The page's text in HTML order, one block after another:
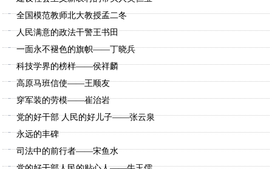
全国模范教师北大教授孟二冬
人民满意的政法干警王书田
一面永不褪色的旗帜——丁晓兵
科技学界的榜样——侯祥麟
高原马班信使——王顺友
穿军装的劳模——崔治岩
党的好干部 人民的好儿子——张云泉
永远的丰碑
司法中的前行者——宋鱼水